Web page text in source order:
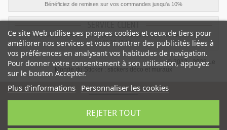
Bénéficiez de remises sur vos commandes jusqu'a 10%
Le service client est a votre disposition du lundi au vendredi de 8h à 17h
09.82.28.47.69.
© 2012 - 2026 Le
Monde du Sticker :
stickers déco et muraux
-Prix:3.00€
Ce site Web utilise ses propres cookies et ceux de tiers pour
améliorer nos services et vous montrer des publicités liées à
vos préférences en analysant vos habitudes de navigation.
Pour donner votre consentement à son utilisation, appuyez
sur le bouton Accepter.
Plus d'informations Personnaliser les cookies
REJETER TOUT